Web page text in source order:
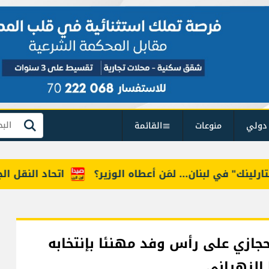
منوعات القائمة بحث
اتحاد النقل الجوي: لبنان... لمَن أعطاه الوزير؟
على رأس وفد مهنئا بإنتخابه